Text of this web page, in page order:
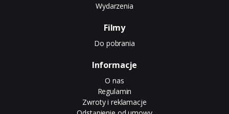
Wydarzenia
Filmy
Do pobrania
Informacje
O nas
Regulamin
Zwroty i reklamacje